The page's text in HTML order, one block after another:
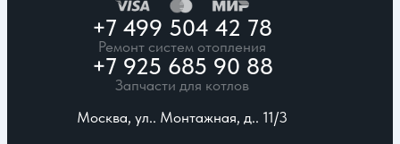
+7 499 504 42 78
Ремонт систем отопления
+7 925 685 90 88
Запчасти для котлов
Москва, ул.. Монтажная, д.. 11/3